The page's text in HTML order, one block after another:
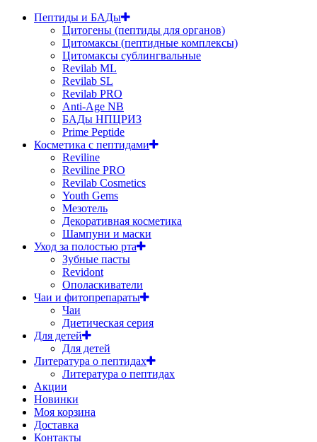
Пептиды и БАДы
Цитогены (пептиды для органов)
Цитомаксы (пептидные комплексы)
Цитомаксы сублингвальные
Revilab ML
Revilab SL
Revilab PRO
Anti-Age NB
БАДы НПЦРИЗ
Prime Peptide
Косметика с пептидами
Reviline
Reviline PRO
Revilab Cosmetics
Youth Gems
Мезотель
Декоративная косметика
Шампуни и маски
Уход за полостью рта
Зубные пасты
Revidont
Ополаскиватели
Чаи и фитопрепараты
Чаи
Диетическая серия
Для детей
Для детей
Литература о пептидах
Литература о пептидах
Акции
Новинки
Моя корзина
Доставка
Контакты